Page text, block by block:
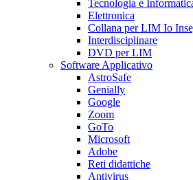
Tecnologia e
Elettronica
Collana per LIM Io
Interdisciplinare
DVD per LIM
Software Applicativo
AstroSafe
Genially
Google
Zoom
GoTo
Microsoft
Adobe
Reti didattiche
Antivirus